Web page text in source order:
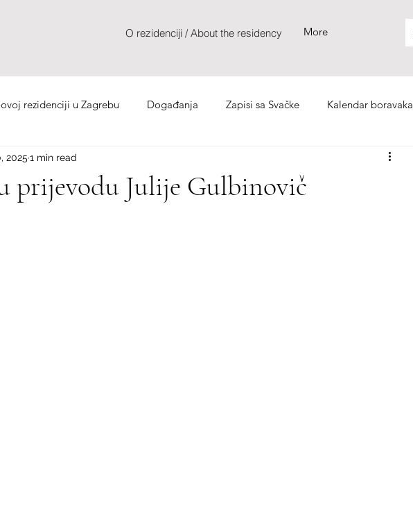
More
O rezidenciji / About the residency
rezidenciji u Zagrebu Događanja Zapisi sa Svačke Kalendar boravaka
prijevodu Julije Gulbinovič
2025 1 min read